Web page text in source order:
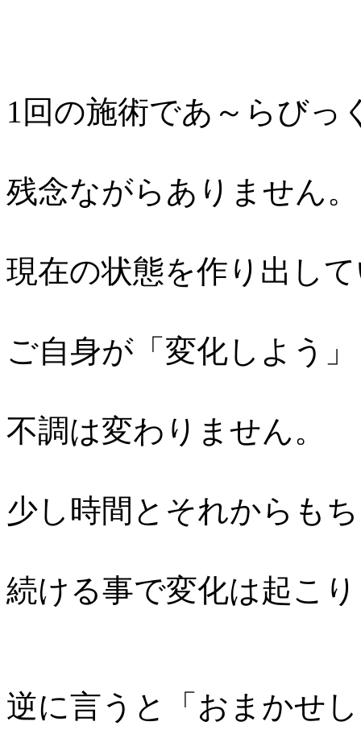
1回の施術であ～らびっ
残念ながらありません。
現在の状態を作り出し
ご自身が「変化しよう
不調は変わりません。
少し時間とそれからも
続ける事で変化は起こ
逆に言うと「おまかせ